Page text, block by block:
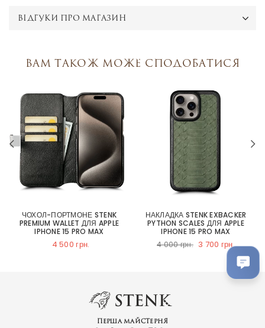
ВІДГУКИ ПРО МАГАЗИН
Вам також може сподобатися
ЧОХОЛ-ПОРТМОНЕ STENK
PREMIUM WALLET ДЛЯ APPLE
IPHONE 15 PRO MAX
4 500 грн.
НАКЛАДКА STENK EXBACKER
PYTHON SCALES ДЛЯ APPLE
IPHONE 15 PRO MAX
4 000 грн. 3 700 грн.
Перша майстерня